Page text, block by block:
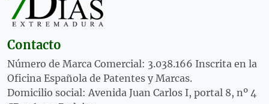
Contacto
Número de Marca Comercial: 3.038.166 Inscrita en la
Oficina Española de Patentes y Marcas.
Domicilio social: Avenida Juan Carlos I, portal 8, nº 4